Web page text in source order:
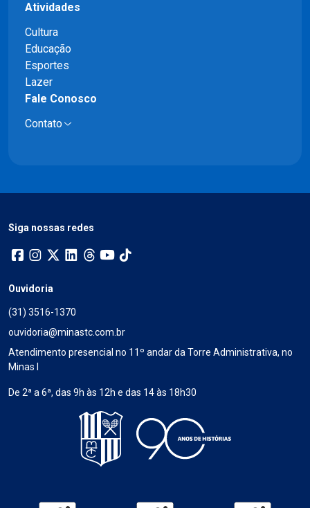
Atividades
Cultura
Educação
Esportes
Lazer
Fale Conosco
Contato
Siga nossas redes
Ouvidoria
(31) 3516-1370
ouvidoria@minastc.com.br
Atendimento presencial no 11º andar da Torre Administrativa, no
Minas I
De 2ª a 6ª, das 9h às 12h e das 14 às 18h30